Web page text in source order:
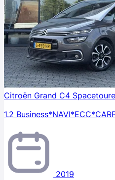
Citroën Grand C4
1.2
2019